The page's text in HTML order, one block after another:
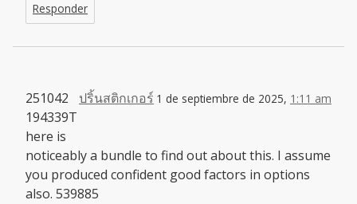
Responder
ปริ้นสติกเกอร์ 1 de septiembre de 2025, 1:11 am
251042
194339T
here is
noticeably a bundle to find out about this. I assume
you produced confident good factors in options
also. 539885